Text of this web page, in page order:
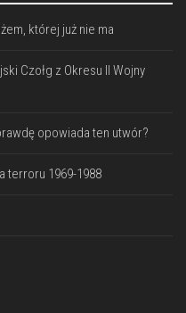
której już nie ma
Czołg z Okresu II Wojny
opowiada ten utwór?
terroru 1969-1988